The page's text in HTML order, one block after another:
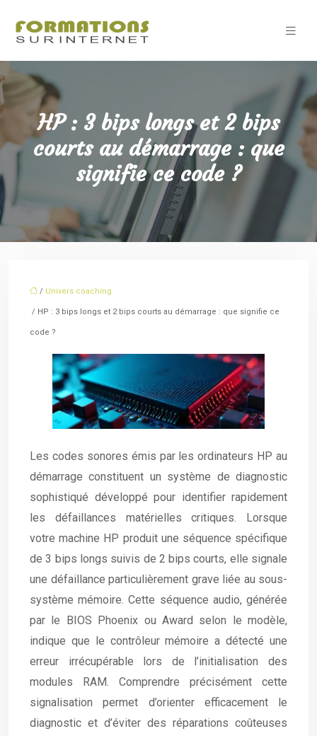
HP : 3 bips longs et 2 bips
courts au démarrage : que
signifie ce code ?
/ Univers coaching
/ HP : 3 bips longs et 2 bips courts au démarrage : que signifie ce
code ?
Les codes sonores émis par les ordinateurs HP au
démarrage constituent un système de diagnostic
sophistiqué développé pour identifier rapidement
les défaillances matérielles critiques. Lorsque
votre machine HP produit une séquence spécifique
de 3 bips longs suivis de 2 bips courts, elle signale
une défaillance particulièrement grave liée au sous-
système mémoire. Cette séquence audio, générée
par le BIOS Phoenix ou Award selon le modèle,
indique que le contrôleur mémoire a détecté une
erreur irrécupérable lors de l’initialisation des
modules RAM. Comprendre précisément cette
signalisation permet d’orienter efficacement le
diagnostic et d’éviter des réparations coûteuses